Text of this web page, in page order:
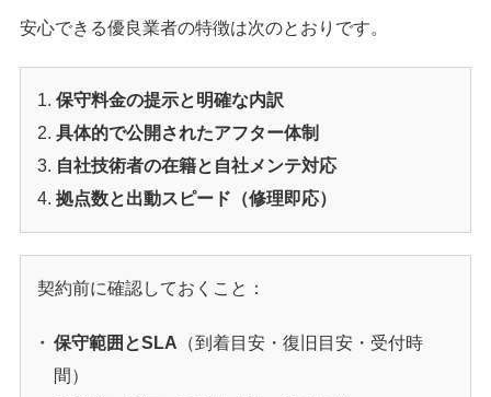
安心できる優良業者の特徴は次のとおりです。
保守料金の提示と明確な内訳
具体的で公開されたアフター体制
自社技術者の在籍と自社メンテ対応
拠点数と出動スピード（修理即応）
契約前に確認しておくこと：
保守範囲とSLA （到着目安・復旧目安・受付時
間）